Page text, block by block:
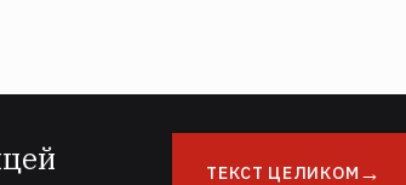
ТЕКСТ ЦЕЛИКОМ